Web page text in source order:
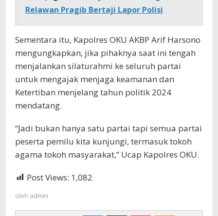
Relawan Pragib Bertaji Lapor Polisi
Sementara itu, Kapolres OKU AKBP Arif Harsono
mengungkapkan, jika pihaknya saat ini tengah
menjalankan silaturahmi ke seluruh partai
untuk mengajak menjaga keamanan dan
Ketertiban menjelang tahun politik 2024
mendatang.
“Jadi bukan hanya satu partai tapi semua partai
peserta pemilu kita kunjungi, termasuk tokoh
agama tokoh masyarakat,” Ucap Kapolres OKU.
Post Views: 1,082
oleh admin